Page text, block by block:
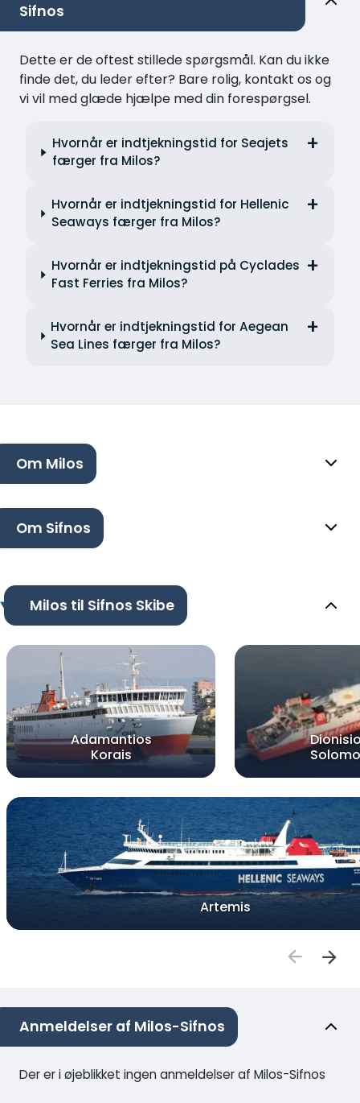
Sifnos
Dette er de oftest stillede spørgsmål. Kan du ikke
finde det, du leder efter? Bare rolig, kontakt os og
vi vil med glæde hjælpe med din forespørgsel.
Hvornår er indtjekningstid for Seajets
færger fra Milos?
Hvornår er indtjekningstid for Hellenic
Seaways færger fra Milos?
Hvornår er indtjekningstid på Cyclades
Fast Ferries fra Milos?
Hvornår er indtjekningstid for Aegean
Sea Lines færger fra Milos?
Om Milos
Om Sifnos
Milos til Sifnos Skibe
Adamantios
Korais
Artemis
Anmeldelser af Milos-Sifnos
Der er i øjeblikket ingen anmeldelser af Milos-Sifnos